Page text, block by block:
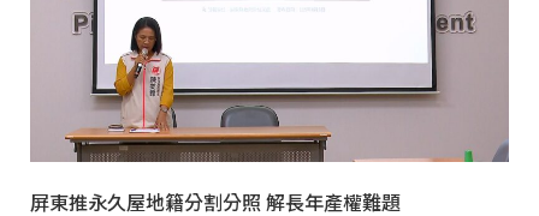
屏東推永久屋地籍分割分照 解長年產權難題